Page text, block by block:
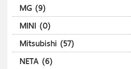
MG (9)
MINI (0)
Mitsubishi (57)
NETA (6)